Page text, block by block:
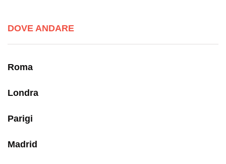
DOVE ANDARE
Roma
Londra
Parigi
Madrid